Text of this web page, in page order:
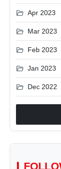
folder_open Apr 2023
folder_open Mar 2023
folder_open Feb 2023
folder_open Jan 2023
folder_open Dec 2022